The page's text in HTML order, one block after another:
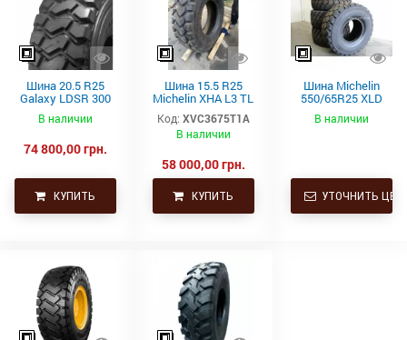
Шина 20.5 R25
Galaxy LDSR 300
E3/L3 193A2/177B
В наличии
74 800,00 грн.
КУПИТЬ
Шина 15.5 R25
Michelin XHA L3 TL
(4 шт. новые)
Код: XVC3675T1A
В наличии
58 000,00 грн.
КУПИТЬ
Шина Michelin
550/65R25 XLD
182A2 L3 TL
В наличии
УТОЧНИТЬ